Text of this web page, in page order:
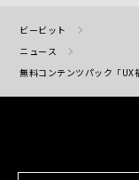
ビービット
ニュース
無料コンテンツパック「